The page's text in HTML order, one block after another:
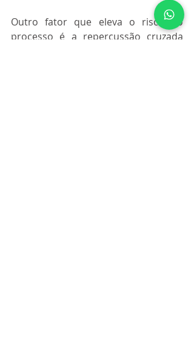
Outro fator que eleva o risco no
processo é a repercussão cruzada